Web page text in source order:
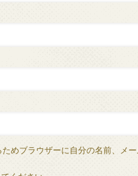
めブラウザーに自分の名前、メ